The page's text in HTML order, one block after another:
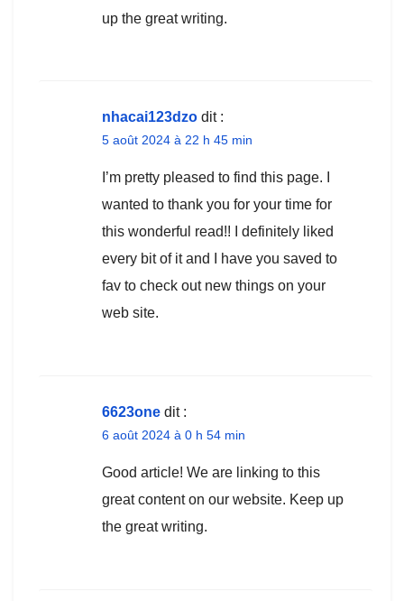
up the great writing.
nhacai123dzo dit :
5 août 2024 à 22 h 45 min
I’m pretty pleased to find this page. I
wanted to thank you for your time for
this wonderful read!! I definitely liked
every bit of it and I have you saved to
fav to check out new things on your
web site.
6623one dit :
6 août 2024 à 0 h 54 min
Good article! We are linking to this
great content on our website. Keep up
the great writing.